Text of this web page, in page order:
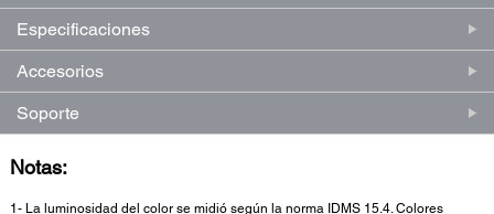
Especificaciones
Accesorios
Soporte
Notas:
1- La luminosidad del color se midió según la norma IDMS 15.4. Colores